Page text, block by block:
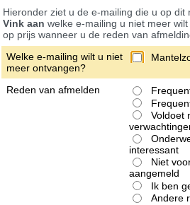
Hieronder ziet u de e-mailing die u op dit
Vink aan welke e-mailing u niet meer
op prijs wanneer u de reden van
Welke e-mailing wilt u niet
meer ontvangen?
Reden van afmelden
Voldoet
interessant
Niet
aangemeld
Ik ben
Andere